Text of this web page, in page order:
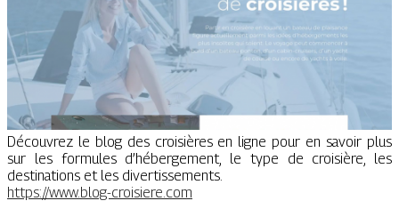
Découvrez le blog des croisières en ligne pour en savoir plus
sur les formules d’hébergement, le type de croisière, les
destinations et les divertissements.
https://www.blog-croisiere.com